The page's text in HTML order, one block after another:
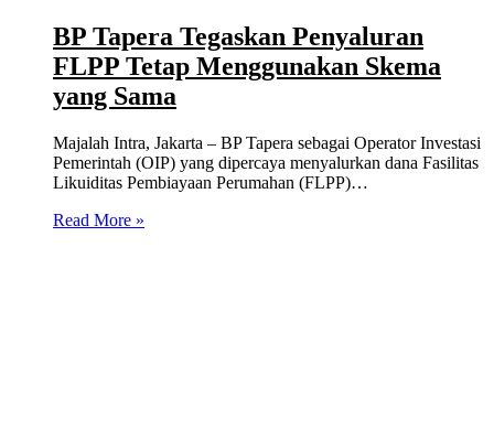
BP Tapera Tegaskan Penyaluran
FLPP Tetap Menggunakan Skema
yang Sama
Majalah Intra, Jakarta – BP Tapera sebagai Operator Investasi
Pemerintah (OIP) yang dipercaya menyalurkan dana Fasilitas
Likuiditas Pembiayaan Perumahan (FLPP)…
Read More »